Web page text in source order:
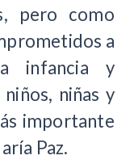
pero como
a
infancia y
niñas y
importante
Paz.